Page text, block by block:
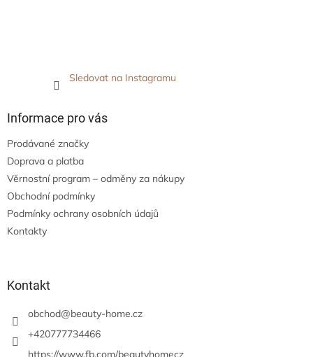
Sledovat na Instagramu
Informace pro vás
Prodávané značky
Doprava a platba
Věrnostní program – odměny za nákupy
Obchodní podmínky
Podmínky ochrany osobních údajů
Kontakty
Kontakt
obchod@beauty-home.cz
+420777734466
https://www.fb.com/beautyhomecz